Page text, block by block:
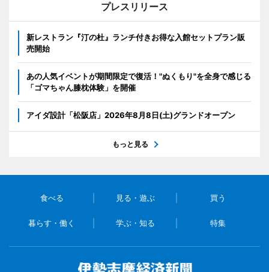
プレスリリース
新レストラン『汀の杜』ランチ付きお得な入館セットプラン販
売開始
あの人気イベントが期間限定で復活！"ぬくもり"を全身で感じる
「ゴマちゃん膝枕体験」を開催
アイダ設計「松阪店」2026年8月8日(土)グランドオープン
もっと見る
食べる 見る・遊ぶ 買う
暮らす・働く 学ぶ・知る 特集